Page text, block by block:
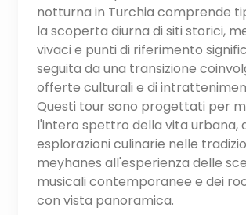
notturna in Turchia comprende
la scoperta diurna di siti storici,
vivaci e punti di riferimento
seguita da una transizione
offerte culturali e di
Questi tour sono progettati per
l'intero spettro della vita urbana,
esplorazioni culinarie nelle
meyhanes all'esperienza delle
musicali contemporanee e dei
con vista panoramica.